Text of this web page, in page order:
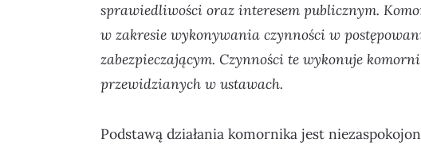
sprawiedliwości oraz interesem publicznym.
w zakresie wykonywania czynności w
zabezpieczającym. Czynności te wykonuje
przewidzianych w ustawach.
Podstawą działania komornika jest